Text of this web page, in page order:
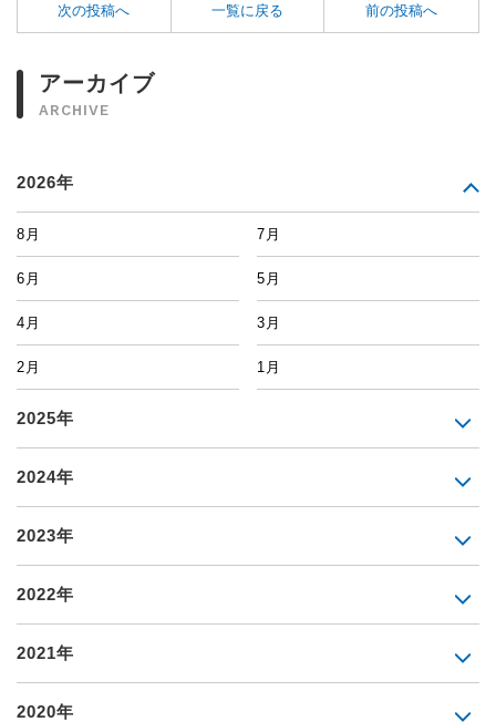
次の投稿へ 一覧に戻る 前の投稿へ
アーカイブ
ARCHIVE
2026年
8月 7月
6月 5月
4月 3月
2月 1月
2025年
2024年
2023年
2022年
2021年
2020年